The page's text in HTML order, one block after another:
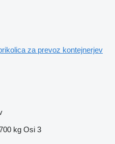
za prevoz kontejnerjev
kg Osi 3